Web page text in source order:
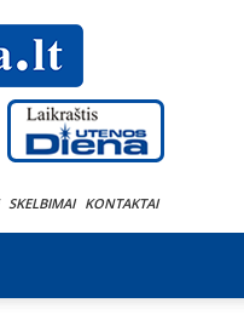
SKELBIMAI KONTAKTAI